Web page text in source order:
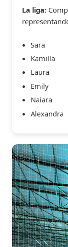
La liga:
Sara
Kamilla
Laura
Emily
Naiara
Alexandra